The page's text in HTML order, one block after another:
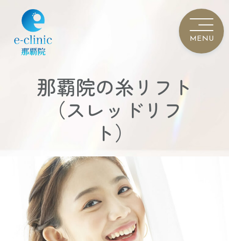
那覇院の糸リフト
（スレッドリフ
ト）